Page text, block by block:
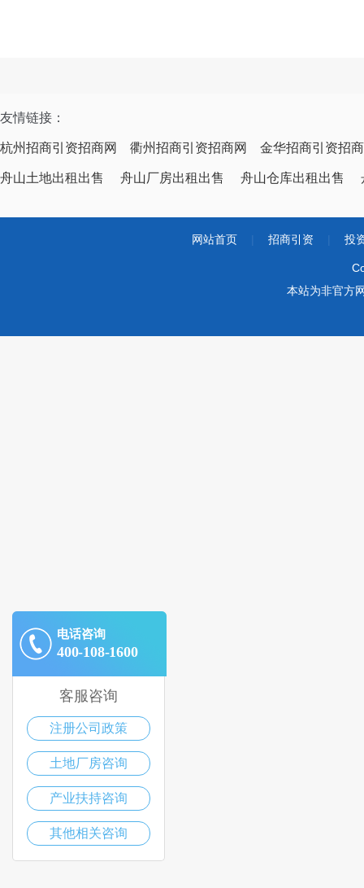
友情链接：
杭州招商引资招商网 衢州招商引资招商网 金华招商引资招
舟山土地出租出售 舟山厂房出租出售 舟山仓库出租出售
网站首页 招商引资 投
本站为非官方
电话咨询
400-108-1600
客服咨询
注册公司政策
土地厂房咨询
产业扶持咨询
其他相关咨询